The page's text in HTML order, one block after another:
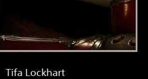
Tifa Lockhart